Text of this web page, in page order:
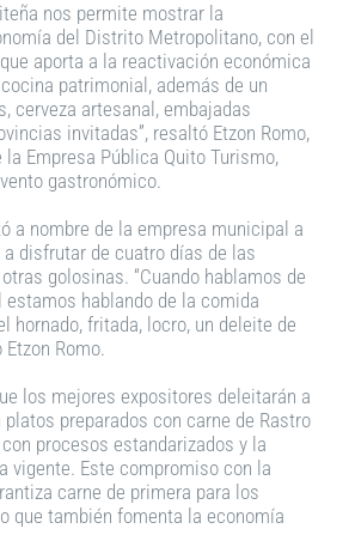
nos permite mostrar la
del Distrito Metropolitano, con el
aporta a la reactivación económica
patrimonial, además de un
cerveza artesanal, embajadas
invitadas”, resaltó Etzon Romo,
la Empresa Pública Quito Turismo,
gastronómico.
a nombre de la empresa municipal a
disfrutar de cuatro días de las
golosinas. “Cuando hablamos de
hablando de la comida
hornado, fritada, locro, un deleite de
Romo.
los mejores expositores deleitarán a
preparados con carne de Rastro
procesos estandarizados y la
vigente. Este compromiso con la
carne de primera para los
que también fomenta la economía